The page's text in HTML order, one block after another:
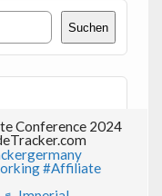
Suchen
Conference 2024
#Affiliate